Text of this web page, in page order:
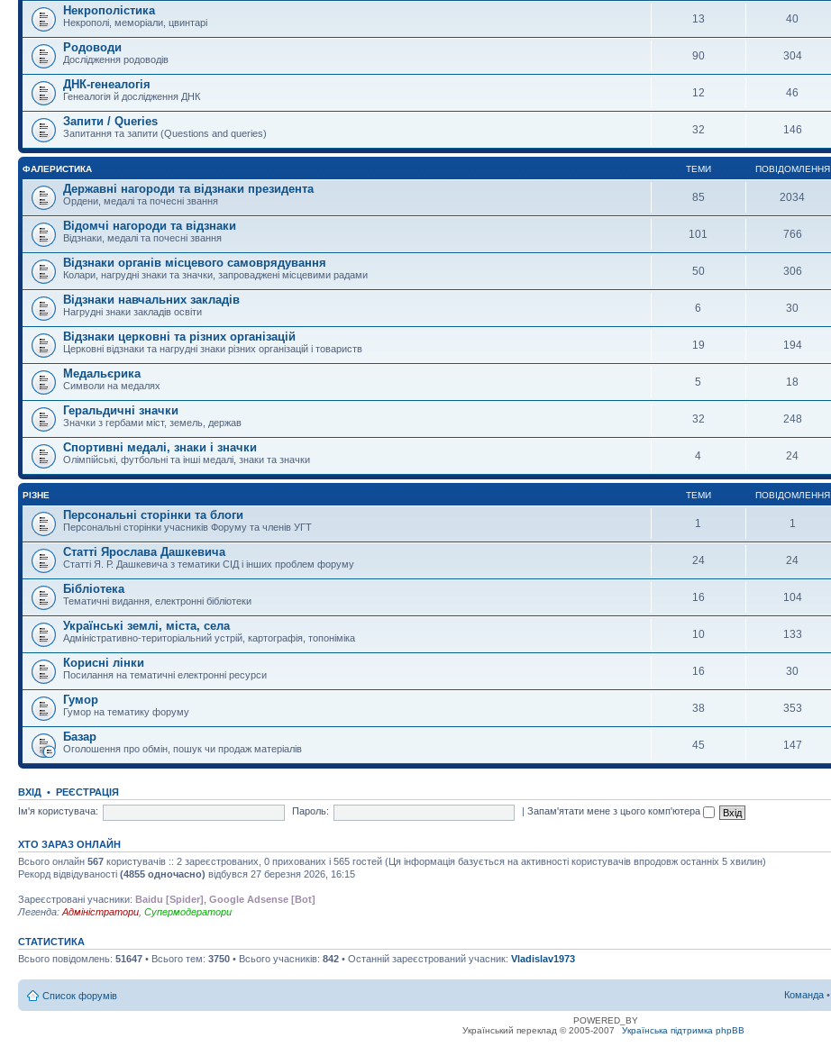
Некрополістика
Некрополі, меморіали, цвинтарі 13 40
Родоводи
Дослідження родоводів 90 304
ДНК-генеалогія
Генеалогія й дослідження ДНК 12 46
Запити / Queries
Запитання та запити (Questions and queries) 32 146
ФАЛЕРИСТИКА ТЕМИ ПОВІДОМЛЕННЯ
Державні нагороди та відзнаки президента
Ордени, медалі та почесні звання 85 2034
Відомчі нагороди та відзнаки
Відзнаки, медалі та почесні звання 101 766
Відзнаки органів місцевого самоврядування
Колари, нагрудні знаки та значки, запроваджені місцевими радами 50 306
Відзнаки навчальних закладів
Нагрудні знаки закладів освіти 6 30
Відзнаки церковні та різних організацій
Церковні відзнаки та нагрудні знаки різних організацій і товариств 19 194
Медальєрика
Символи на медалях 5 18
Геральдичні значки
Значки з гербами міст, земель, держав 32 248
Спортивні медалі, знаки і значки
Олімпійські, футбольні та інші медалі, знаки та значки 4 24
РІЗНЕ ТЕМИ ПОВІДОМЛЕННЯ
Персональні сторінки та блоги
Персональні сторінки учасників Форуму та членів УГТ 1 1
Статті Ярослава Дашкевича
Статті Я. Р. Дашкевича з тематики СІД і інших проблем форуму 24 24
Бібліотека
Тематичні видання, електронні бібліотеки 16 104
Українські землі, міста, села
Адміністративно-територіальний устрій, картографія, топоніміка 10 133
Корисні лінки
Посилання на тематичні електронні ресурси 16 30
Гумор
Гумор на тематику форуму 38 353
Базар
Оголошення про обмін, пошук чи продаж матеріалів 45 147
ВХІД • РЕЄСТРАЦІЯ
Ім'я користувача:
Пароль: |Запам'ятати мене з цього комп'ютера
ХТО ЗАРАЗ ОНЛАЙН
Всього онлайн 567 користувачів :: 2 зареєстрованих, 0 прихованих і 565 гостей (Ця інформація базується на активності користувачів впродовж останніх 5 хвилин)
Рекорд відвідуваності (4855 одночасно) відбувся 27 березня 2026, 16:15
Зареєстровані учасники: Baidu [Spider] Google Adsense [Bot]
Легенда: Адміністратори Супермодератори
СТАТИСТИКА
Всього повідомлень: 51647 • Всього тем: 3750 • Всього учасників: 842 • Останній зареєстрований учасник: Vladislav1973
Список форумів Команда •
POWERED_BY
Український переклад © 2005-2007
Українська підтримка phpBB